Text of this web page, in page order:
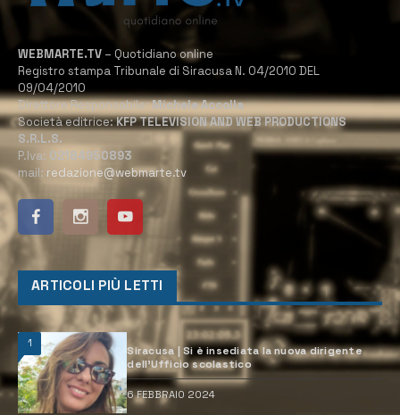
WEBMARTE.TV – Quotidiano online
Registro stampa Tribunale di Siracusa N. 04/2010 DEL
09/04/2010
Direttore Responsabile:Michele Accolla
Società editrice:KFP TELEVISION AND WEB PRODUCTIONS
S.R.L.S.
P.Iva: 02184950893
mail: redazione@webmarte.tv
ARTICOLI PIÙ LETTI
1
Siracusa | Si è insediata la nuova dirigente
dell’Ufficio scolastico
6 FEBBRAIO 2024